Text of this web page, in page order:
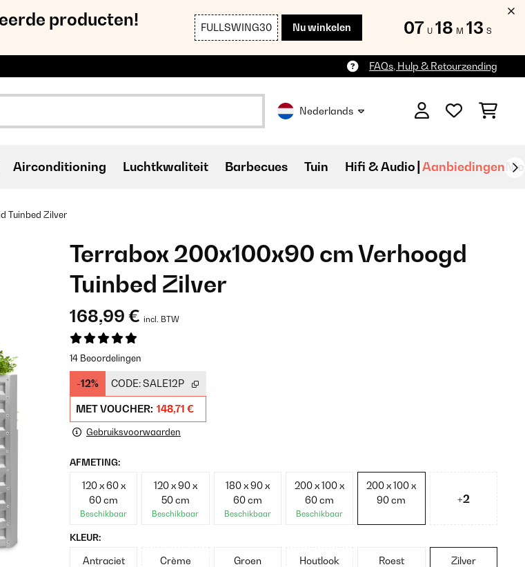
producten! FULLSWING30 Nu winkelen 07 U 18 M 12 S
FAQs, Hulp & Retourzending
Nederlands
Airconditioning Luchtkwaliteit Barbecues Tuin Hifi & Audio Aanbiedingen
Tuinbed Zilver
Terrabox 200x100x90 cm Verhoogd
Tuinbed Zilver
168,99 € incl. BTW
14 Beoordelingen
-12% CODE:SALE12P
MET VOUCHER: 148,71 €
Gebruiksvoorwaarden
AFMETING:
120 x 60 x
60 cm
Beschikbaar
120 x 90 x
50 cm
Beschikbaar
180 x 90 x
60 cm
Beschikbaar
200 x 100 x
60 cm
Beschikbaar
200 x 100 x
90 cm
+2
KLEUR:
Antraciet Crème Groen Houtlook Roest Zilver